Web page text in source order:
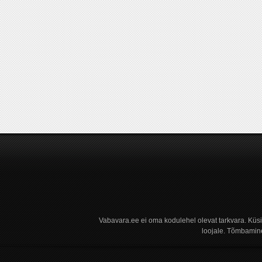
Vabavara.ee ei oma kodulehel olevat tarkvara.
loojale.